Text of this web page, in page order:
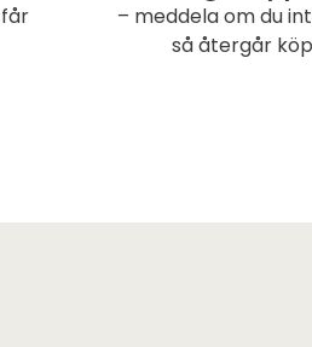
– meddela om du
så återgår